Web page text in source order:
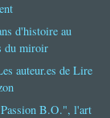
d'histoire au
du miroir
auteur.es de Lire
B.O.", l'art